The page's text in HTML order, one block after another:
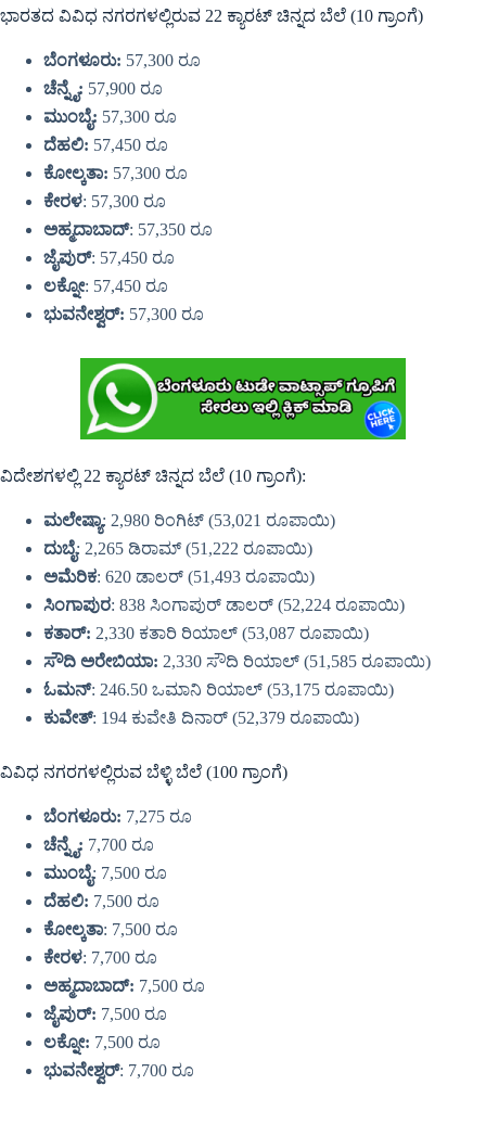
ಭಾರತದ ವಿವಿಧ ನಗರಗಳಲ್ಲಿರುವ 22 ಕ್ಯಾರಟ್ ಚಿನ್ನದ ಬೆಲೆ (10 ಗ್ರಾಂಗೆ)
ಬೆಂಗಳೂರು: 57,300 ರೂ
ಚೆನ್ನೈ: 57,900 ರೂ
ಮುಂಬೈ: 57,300 ರೂ
ದೆಹಲಿ: 57,450 ರೂ
ಕೋಲ್ಕತಾ: 57,300 ರೂ
ಕೇರಳ: 57,300 ರೂ
ಅಹ್ಮದಾಬಾದ್: 57,350 ರೂ
ಜೈಪುರ್: 57,450 ರೂ
ಲಕ್ನೋ: 57,450 ರೂ
ಭುವನೇಶ್ವರ್: 57,300 ರೂ
ವಿದೇಶಗಳಲ್ಲಿ 22 ಕ್ಯಾರಟ್ ಚಿನ್ನದ ಬೆಲೆ (10 ಗ್ರಾಂಗೆ):
ಮಲೇಷ್ಯಾ: 2,980 ರಿಂಗಿಟ್ (53,021 ರೂಪಾಯಿ)
ದುಬೈ: 2,265 ಡಿರಾಮ್ (51,222 ರೂಪಾಯಿ)
ಅಮೆರಿಕ: 620 ಡಾಲರ್ (51,493 ರೂಪಾಯಿ)
ಸಿಂಗಾಪುರ: 838 ಸಿಂಗಾಪುರ್ ಡಾಲರ್ (52,224 ರೂಪಾಯಿ)
ಕತಾರ್: 2,330 ಕತಾರಿ ರಿಯಾಲ್ (53,087 ರೂಪಾಯಿ)
ಸೌದಿ ಅರೇಬಿಯಾ: 2,330 ಸೌದಿ ರಿಯಾಲ್ (51,585 ರೂಪಾಯಿ)
ಓಮನ್: 246.50 ಒಮಾನಿ ರಿಯಾಲ್ (53,175 ರೂಪಾಯಿ)
ಕುವೇತ್: 194 ಕುವೇತಿ ದಿನಾರ್ (52,379 ರೂಪಾಯಿ)
ವಿವಿಧ ನಗರಗಳಲ್ಲಿರುವ ಬೆಳ್ಳಿ ಬೆಲೆ (100 ಗ್ರಾಂಗೆ)
ಬೆಂಗಳೂರು: 7,275 ರೂ
ಚೆನ್ನೈ: 7,700 ರೂ
ಮುಂಬೈ: 7,500 ರೂ
ದೆಹಲಿ: 7,500 ರೂ
ಕೋಲ್ಕತಾ: 7,500 ರೂ
ಕೇರಳ: 7,700 ರೂ
ಅಹ್ಮದಾಬಾದ್: 7,500 ರೂ
ಜೈಪುರ್: 7,500 ರೂ
ಲಕ್ನೋ: 7,500 ರೂ
ಭುವನೇಶ್ವರ್: 7,700 ರೂ